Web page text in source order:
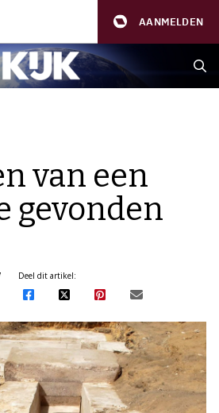
AANMELDEN
van een
gevonden
Deel dit artikel: